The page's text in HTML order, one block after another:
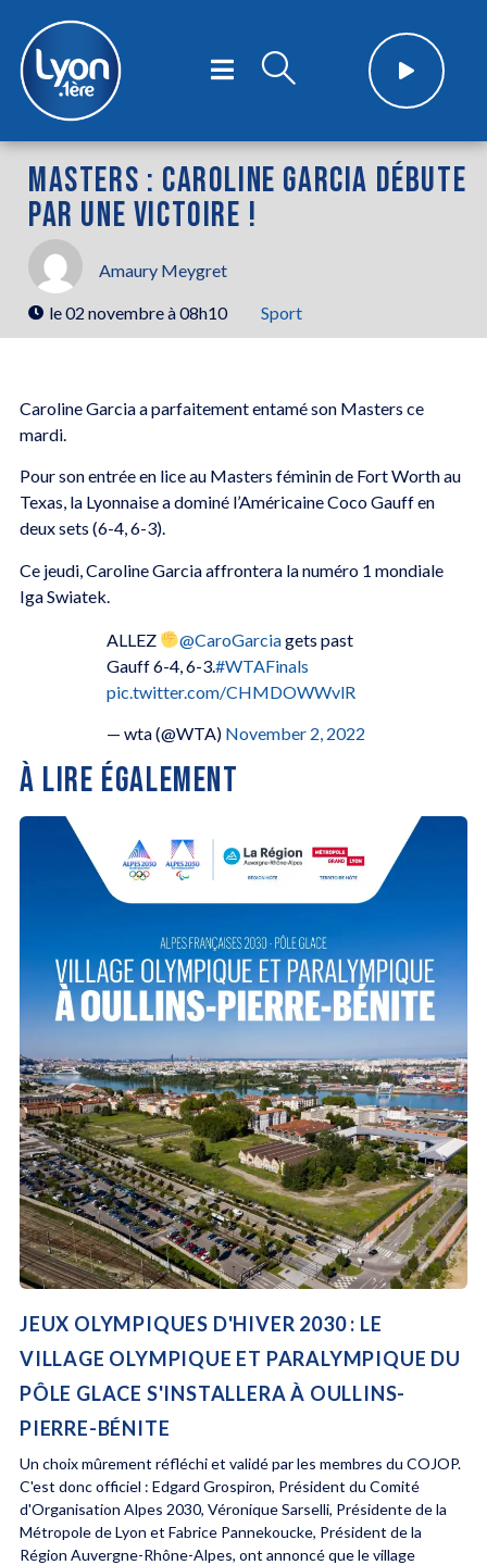
MASTERS : CAROLINE GARCIA DÉBUTE
PAR UNE VICTOIRE !
Amaury Meygret
le02 novembre à 08h10 Sport
Caroline Garcia a parfaitement entamé son Masters ce
mardi.
Pour son entrée en lice au Masters féminin de Fort Worth au
Texas, la Lyonnaise a dominé l’Américaine Coco Gauff en
deux sets (6-4, 6-3).
Ce jeudi, Caroline Garcia affrontera la numéro 1 mondiale
Iga Swiatek.
ALLEZ @CaroGarciagets past
Gauff 6-4, 6-3.#WTAFinals
pic.twitter.com/CHMDOWWvlR
— wta (@WTA) November 2, 2022
À LIRE ÉGALEMENT
JEUX OLYMPIQUES D'HIVER 2030 : LE
VILLAGE OLYMPIQUE ET PARALYMPIQUE DU
PÔLE GLACE S'INSTALLERA À OULLINS-
PIERRE-BÉNITE
Un choix mûrement réfléchi et validé par les membres du COJOP.
C'est donc officiel : Edgard Grospiron, Président du Comité
d'Organisation Alpes 2030, Véronique Sarselli, Présidente de la
Métropole de Lyon et Fabrice Pannekoucke, Président de la
Région Auvergne-Rhône-Alpes, ont annoncé que le village